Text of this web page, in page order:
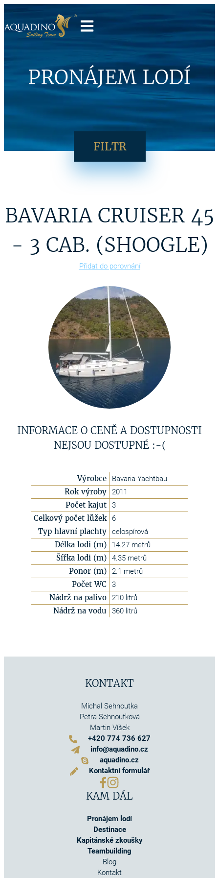
PRONÁJEM LODÍ
FILTR
BAVARIA CRUISER 45
- 3 CAB. (SHOOGLE)
Přidat do porovnání
INFORMACE O CENĚ A DOSTUPNOSTI
NEJSOU DOSTUPNÉ :-(
Výrobce Bavaria Yachtbau
Rok výroby 2011
Počet kajut 3
Celkový počet lůžek 6
Typ hlavní plachty celospírová
Délka lodi (m) 14.27 metrů
Šířka lodi (m) 4.35 metrů
Ponor (m) 2.1 metrů
Počet WC 3
Nádrž na palivo 210 litrů
Nádrž na vodu 360 litrů
KONTAKT
Michal Sehnoutka
Petra Sehnoutková
Martin Víšek
+420 774 736 627
info@aquadino.cz
aquadino.cz
Kontaktní formulář
KAM DÁL
Pronájem lodí
Destinace
Kapitánské zkoušky
Teambuilding
Blog
Kontakt